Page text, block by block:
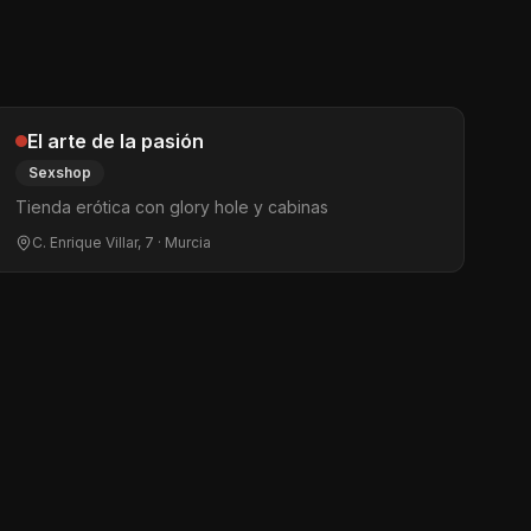
El arte de la pasión
Sexshop
Tienda erótica con glory hole y cabinas
C. Enrique Villar, 7 · Murcia